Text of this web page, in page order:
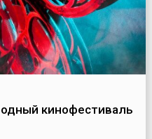
кинофестиваль